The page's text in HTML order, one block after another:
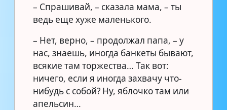
– Спрашивай, – сказала мама, – ты
ведь еще хуже маленького.
– Нет, верно, – продолжал папа, – у
нас, знаешь, иногда банкеты бывают,
всякие там торжества… Так вот:
ничего, если я иногда захвачу что-
нибудь с собой? Ну, яблочко там или
апельсин…